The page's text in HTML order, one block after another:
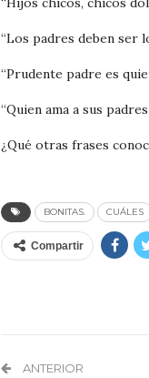
“Los padres deben ser
“Prudente padre es
“Quien ama a sus
¿Qué otras frases
BONITAS. CUÁLES
Compartir
ANTERIOR